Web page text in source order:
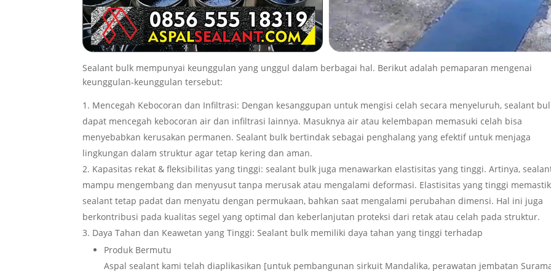
Sealant bulk mempunyai keunggulan yang unggul dalam berbagai hal. Berikut adalah pemaparan mengenai
keunggulan-keunggulan tersebut:
Mencegah Kebocoran dan Infiltrasi: Dengan kesanggupan untuk mengisi celah secara menyeluruh, sealant
dapat mencegah kebocoran air dan infiltrasi lainnya. Masuknya air atau kelembapan memasuki celah bisa
menyebabkan kerusakan permanen. Sealant bulk bertindak sebagai penghalang yang efektif untuk menjaga
lingkungan dalam struktur agar tetap kering dan aman.
Kapasitas rekat & fleksibilitas yang tinggi: sealant bulk juga menawarkan elastisitas yang tinggi. Artinya,
mampu mengembang dan menyusut tanpa merusak atau mengalami deformasi. Elastisitas yang tinggi
sealant tetap padat dan menyatu dengan permukaan, bahkan saat mengalami perubahan dimensi. Hal ini juga
berkontribusi pada kualitas segel yang optimal dan keberlanjutan proteksi dari retak atau celah pada struktur.
Daya Tahan dan Keawetan yang Tinggi: Sealant bulk memiliki daya tahan yang tinggi terhadap
Produk Bermutu
Aspal sealant kami telah diaplikasikan [untuk pembangunan sirkuit Mandalika, perawatan jembatan